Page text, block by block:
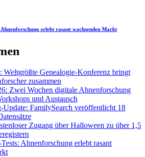
erlebt rasant wachsenden Markt
Weltgrößte Genealogie-Konferenz bringt
zusammen
Zwei Wochen digitale Ahnenforschung
und Austausch
Update: FamilySearch veröffentlicht 18
Zugang über Halloween zu über 1,5
Ahnenforschung erlebt rasant